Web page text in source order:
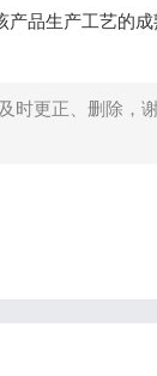
产品生产工艺的成
时更正、删除，